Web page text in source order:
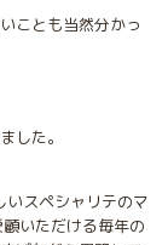
ことも当然分かっ
した。
スペシャリテのマ
いただける毎年の